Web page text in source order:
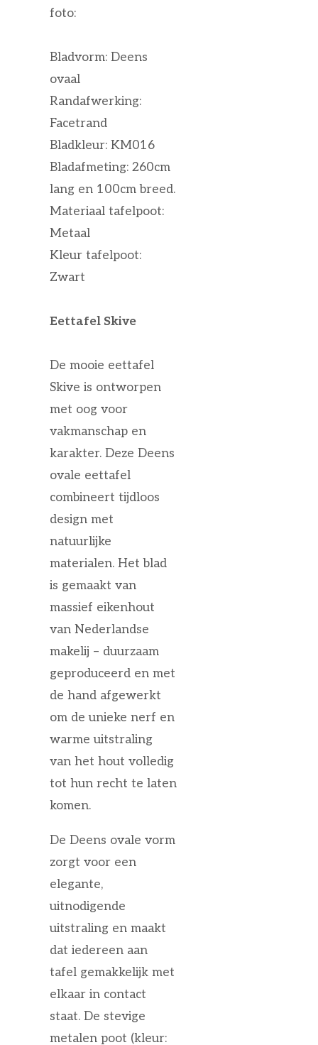
foto:
Bladvorm: Deens
ovaal
Randafwerking:
Facetrand
Bladkleur: KM016
Bladafmeting: 260cm
lang en 100cm breed.
Materiaal tafelpoot:
Metaal
Kleur tafelpoot:
Zwart
Eettafel Skive
De mooie eettafel
Skive is ontworpen
met oog voor
vakmanschap en
karakter. Deze Deens
ovale eettafel
combineert tijdloos
design met
natuurlijke
materialen. Het blad
is gemaakt van
massief eikenhout
van Nederlandse
makelij – duurzaam
geproduceerd en met
de hand afgewerkt
om de unieke nerf en
warme uitstraling
van het hout volledig
tot hun recht te laten
komen.
De Deens ovale vorm
zorgt voor een
elegante,
uitnodigende
uitstraling en maakt
dat iedereen aan
tafel gemakkelijk met
elkaar in contact
staat. De stevige
metalen poot (kleur: